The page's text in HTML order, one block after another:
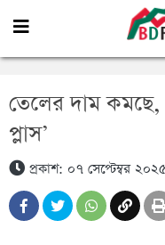
তেলের দাম
প্লাস’
প্রকাশ: ০৭ সেপ্টেম্বর